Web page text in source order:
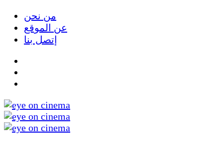
من نحن
عن الموقع
إتصل بنا